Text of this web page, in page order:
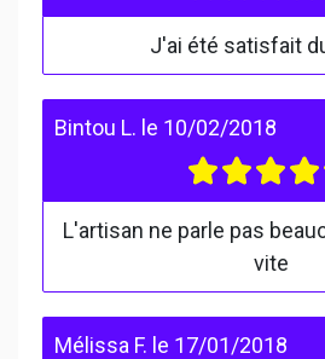
J'ai été satisfait
Bintou L. le 10/02/2018
L'artisan ne parle pas
vite
Mélissa F. le 17/01/2018